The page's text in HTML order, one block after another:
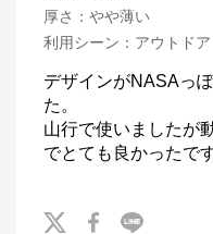
厚さ ： やや薄い
利用シーン ： アウトドア
デザインがNASAっ
た。
山行で使いましたが
でとても良かったです